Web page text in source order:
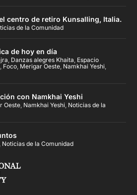
centro de retiro Kunsalling, Italia.
de la Comunidad
de hoy en día
, Danzas alegres Khaita, Espacio
, Foco, Merigar Oeste, Namkhai Yeshi,
con Namkhai Yeshi
Oeste, Namkhai Yeshi, Noticias de la
, Noticias de la Comunidad